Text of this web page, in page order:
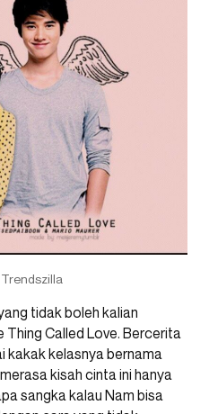
tidak boleh kalian
Called Love. Bercerita
kakak kelasnya bernama
kisah cinta ini hanya
sangka kalau Nam bisa